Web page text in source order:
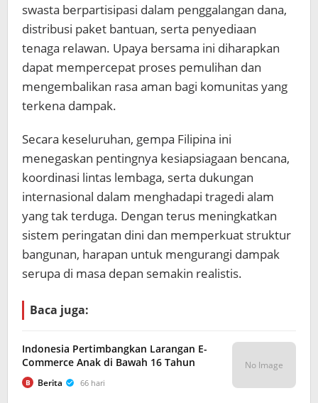
swasta berpartisipasi dalam penggalangan dana,
distribusi paket bantuan, serta penyediaan
tenaga relawan. Upaya bersama ini diharapkan
dapat mempercepat proses pemulihan dan
mengembalikan rasa aman bagi komunitas yang
terkena dampak.
Secara keseluruhan, gempa Filipina ini
menegaskan pentingnya kesiapsiagaan bencana,
koordinasi lintas lembaga, serta dukungan
internasional dalam menghadapi tragedi alam
yang tak terduga. Dengan terus meningkatkan
sistem peringatan dini dan memperkuat struktur
bangunan, harapan untuk mengurangi dampak
serupa di masa depan semakin realistis.
Baca juga:
Indonesia Pertimbangkan Larangan E-
Commerce Anak di Bawah 16 Tahun
B Berita 66 hari
No Image